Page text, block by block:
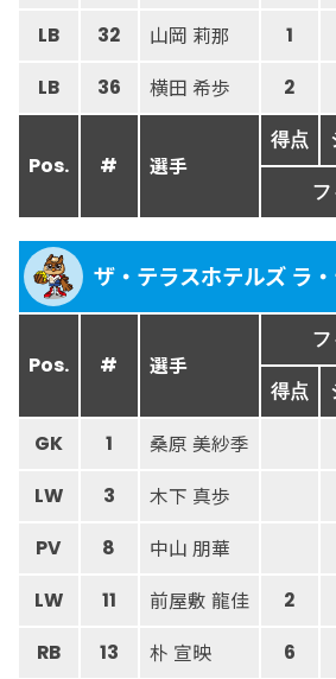
LB 32 山岡 莉那 1
LB 36 横田 希歩 2
Pos. # 選手
得点
ザ・テラスホテルズ ラ
Pos. # 選手
得点
GK 1 桑原 美紗季
LW 3 木下 真歩
PV 8 中山 朋華
LW 11 前屋敷 龍佳 2
RB 13 朴 宣映 6